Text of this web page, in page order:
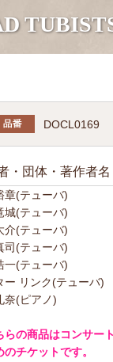
DOCL0169
・団体・著作者名
章(テューバ)
城(テューバ)
介(テューバ)
司(テューバ)
一(テューバ)
ー リンク(テューバ)
奈(ピアノ)
の商品はコンサー
のチケットです。